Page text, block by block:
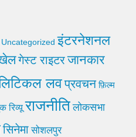
Uncategorized इंटरनेशनल
गेस्ट राइटरजानकार
लवप्रवचन फ़िल्म
रिव्यू राजनीति लोकसभा
सिनेमा सोशलपुर